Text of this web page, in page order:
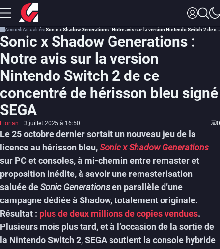
Accueil Actualités Sonic x Shadow Generations : Notre avis sur la version Nintendo Switch 2 de ce concentré de hérisson bleu signé SEGA
Sonic x Shadow Generations :
Notre avis sur la version
Nintendo Switch 2 de ce
concentré de hérisson bleu signé
SEGA
Florian 3 juillet 2025 à 16:50 0
Le 25 octobre dernier sortait un nouveau jeu de la
licence au hérisson bleu,Sonic x Shadow Generations
sur PC et consoles, à mi-chemin entre remaster et
proposition inédite, à savoir une remasterisation
saluée deSonic Generationsen parallèle d’une
campagne dédiée à Shadow, totalement originale.
Résultat : plus de deux millions de copies vendues.
Plusieurs mois plus tard, et à l’occasion de la sortie de
la Nintendo Switch 2, SEGA soutient la console hybride